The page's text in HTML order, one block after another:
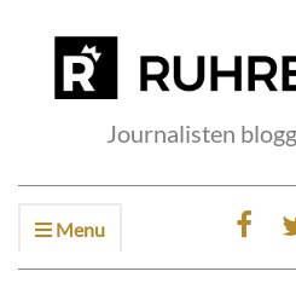
Journalisten
Menu